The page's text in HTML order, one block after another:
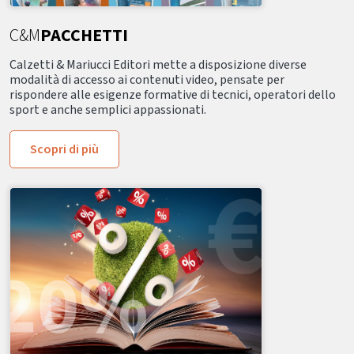
C&MPACCHETTI
Calzetti & Mariucci Editori mette a disposizione diverse
modalità di accesso ai contenuti video, pensate per
rispondere alle esigenze formative di tecnici, operatori dello
sport e anche semplici appassionati.
Scopri di più